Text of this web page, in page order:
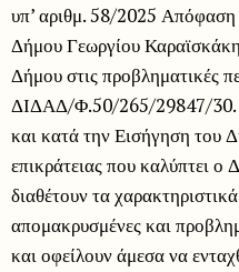
υπ’ αριθμ. 58/2025
Δήμου Γεωργίου
Δήμου στις προβληματικές
ΔΙΔΑΔ/Φ.50/265/29847/
και κατά την Εισήγηση του
επικράτειας που καλύπτει
διαθέτουν τα
απομακρυσμένες και
και οφείλουν άμεσα να